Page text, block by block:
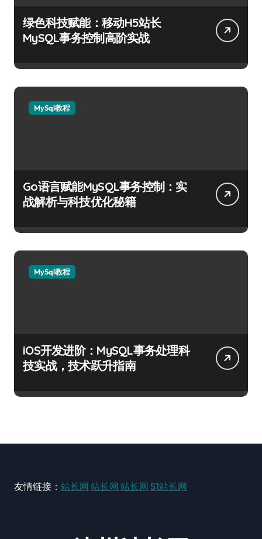
绿色科技赋能：移动H5站长
MySQL事务控制高阶实战
MySql教程
Go语言赋能MySQL事务控制：实
战解析与科技优化秘籍
MySql教程
iOS开发进阶：MySQL事务处理科
技实战，技术跃升指南
友情链接： 站长网 站长网 站长网 51站长网